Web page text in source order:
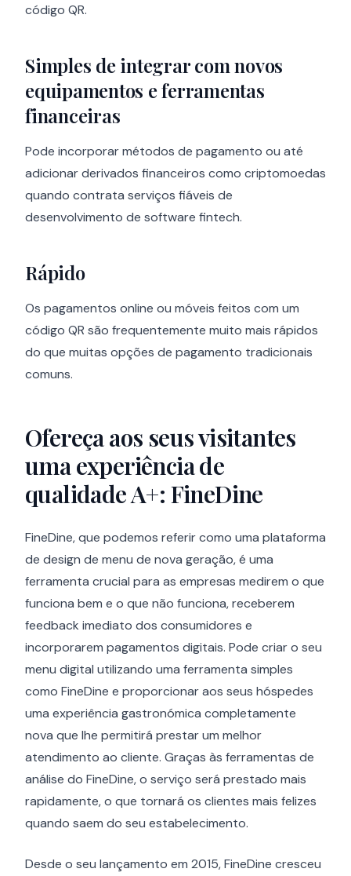
código QR.
Simples de integrar com novos
equipamentos e ferramentas
financeiras
Pode incorporar métodos de pagamento ou até
adicionar derivados financeiros como criptomoedas
quando contrata serviços fiáveis de
desenvolvimento de software fintech.
Rápido
Os pagamentos online ou móveis feitos com um
código QR são frequentemente muito mais rápidos
do que muitas opções de pagamento tradicionais
comuns.
Ofereça aos seus visitantes
uma experiência de
qualidade A+: FineDine
FineDine, que podemos referir como uma plataforma
de design de menu de nova geração, é uma
ferramenta crucial para as empresas medirem o que
funciona bem e o que não funciona, receberem
feedback imediato dos consumidores e
incorporarem pagamentos digitais. Pode criar o seu
menu digital utilizando uma ferramenta simples
como FineDine e proporcionar aos seus hóspedes
uma experiência gastronómica completamente
nova que lhe permitirá prestar um melhor
atendimento ao cliente. Graças às ferramentas de
análise do FineDine, o serviço será prestado mais
rapidamente, o que tornará os clientes mais felizes
quando saem do seu estabelecimento.
Desde o seu lançamento em 2015, FineDine cresceu